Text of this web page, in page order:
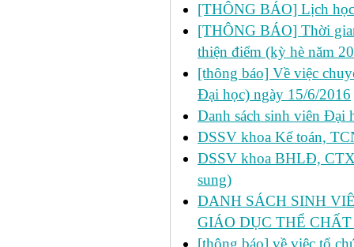
[THÔNG BÁO] Lịch
[THÔNG BÁO] Thời
thiện điểm (kỳ hè năm
[thông báo] Về việc
Đại học) ngày 15/6/2016
Danh sách sinh viên Đại
DSSV khoa Kế toán,
DSSV khoa BHLĐ,
sung)
DANH SÁCH SINH
GIÁO DỤC THỂ
[thông báo] về việc tổ